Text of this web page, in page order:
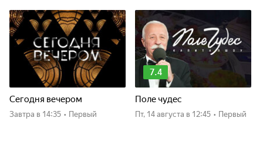
Сегодня вечером
Завтра в 14:35 • Первый
7.4
Поле чудес
пт, 14 августа в 12:45 • Первый